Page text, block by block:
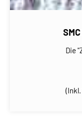
Die
(Inkl.